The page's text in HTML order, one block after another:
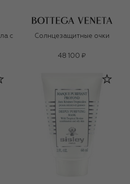
с
Солнцезащитные очки
48 100 ₽